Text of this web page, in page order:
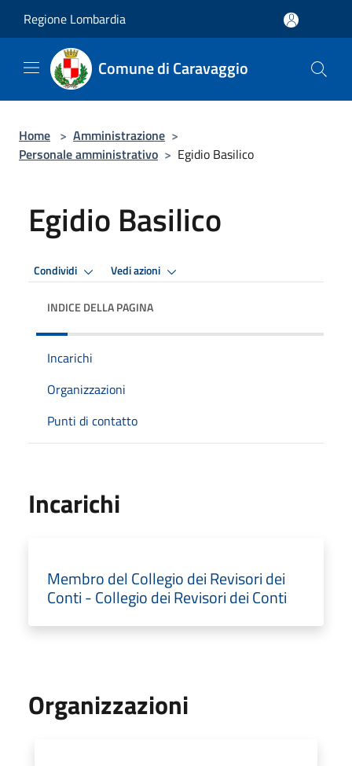
Regione Lombardia
Comune di Caravaggio
Home > Amministrazione >
Personale amministrativo > Egidio Basilico
Egidio Basilico
Condividi Vedi azioni
INDICE DELLA PAGINA
Incarichi
Organizzazioni
Punti di contatto
Incarichi
Membro del Collegio dei Revisori dei
Conti - Collegio dei Revisori dei Conti
Organizzazioni